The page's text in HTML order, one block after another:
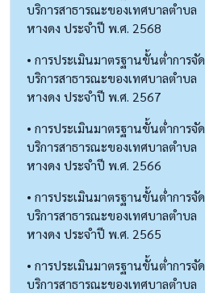
บริการสาธารณะของเทศบาลตำบล
หางดง ประจำปี พ.ศ. 2568
• การประเมินมาตรฐานขั้นต่ำการจัด
บริการสาธารณะของเทศบาลตำบล
หางดง ประจำปี พ.ศ. 2567
• การประเมินมาตรฐานขั้นต่ำการจัด
บริการสาธารณะของเทศบาลตำบล
หางดง ประจำปี พ.ศ. 2566
• การประเมินมาตรฐานขั้นต่ำการจัด
บริการสาธารณะของเทศบาลตำบล
หางดง ประจำปี พ.ศ. 2565
• การประเมินมาตรฐานขั้นต่ำการจัด
บริการสาธารณะของเทศบาลตำบล